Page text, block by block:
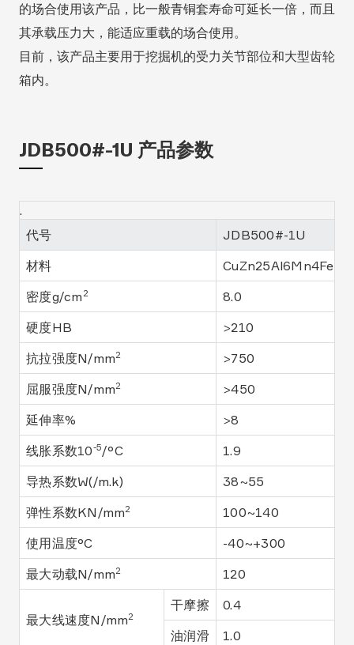
的场合使用该产品，比一般青铜套寿命可延长一倍，而且
其承载压力大，能适应重载的场合使用。
目前，该产品主要用于挖掘机的受力关节部位和大型齿轮
箱内。
JDB500#-1U 产品参数
.
代号
JDB500#-1U
材料
CuZn25Al6Mn4Fe3
密度g/cm 2
8.0
硬度HB
>210
抗拉强度N/mm2
>750
屈服强度N/mm2
>450
延伸率%
>8
线胀系数10-5/°C
1.9
导热系数W(/m.k)
38~55
弹性系数KN/mm2
100~140
使用温度°C
-40~+300
最大动载N/mm2 120
最大线速度N/mm2
干摩擦
0.4
油润滑
1.0